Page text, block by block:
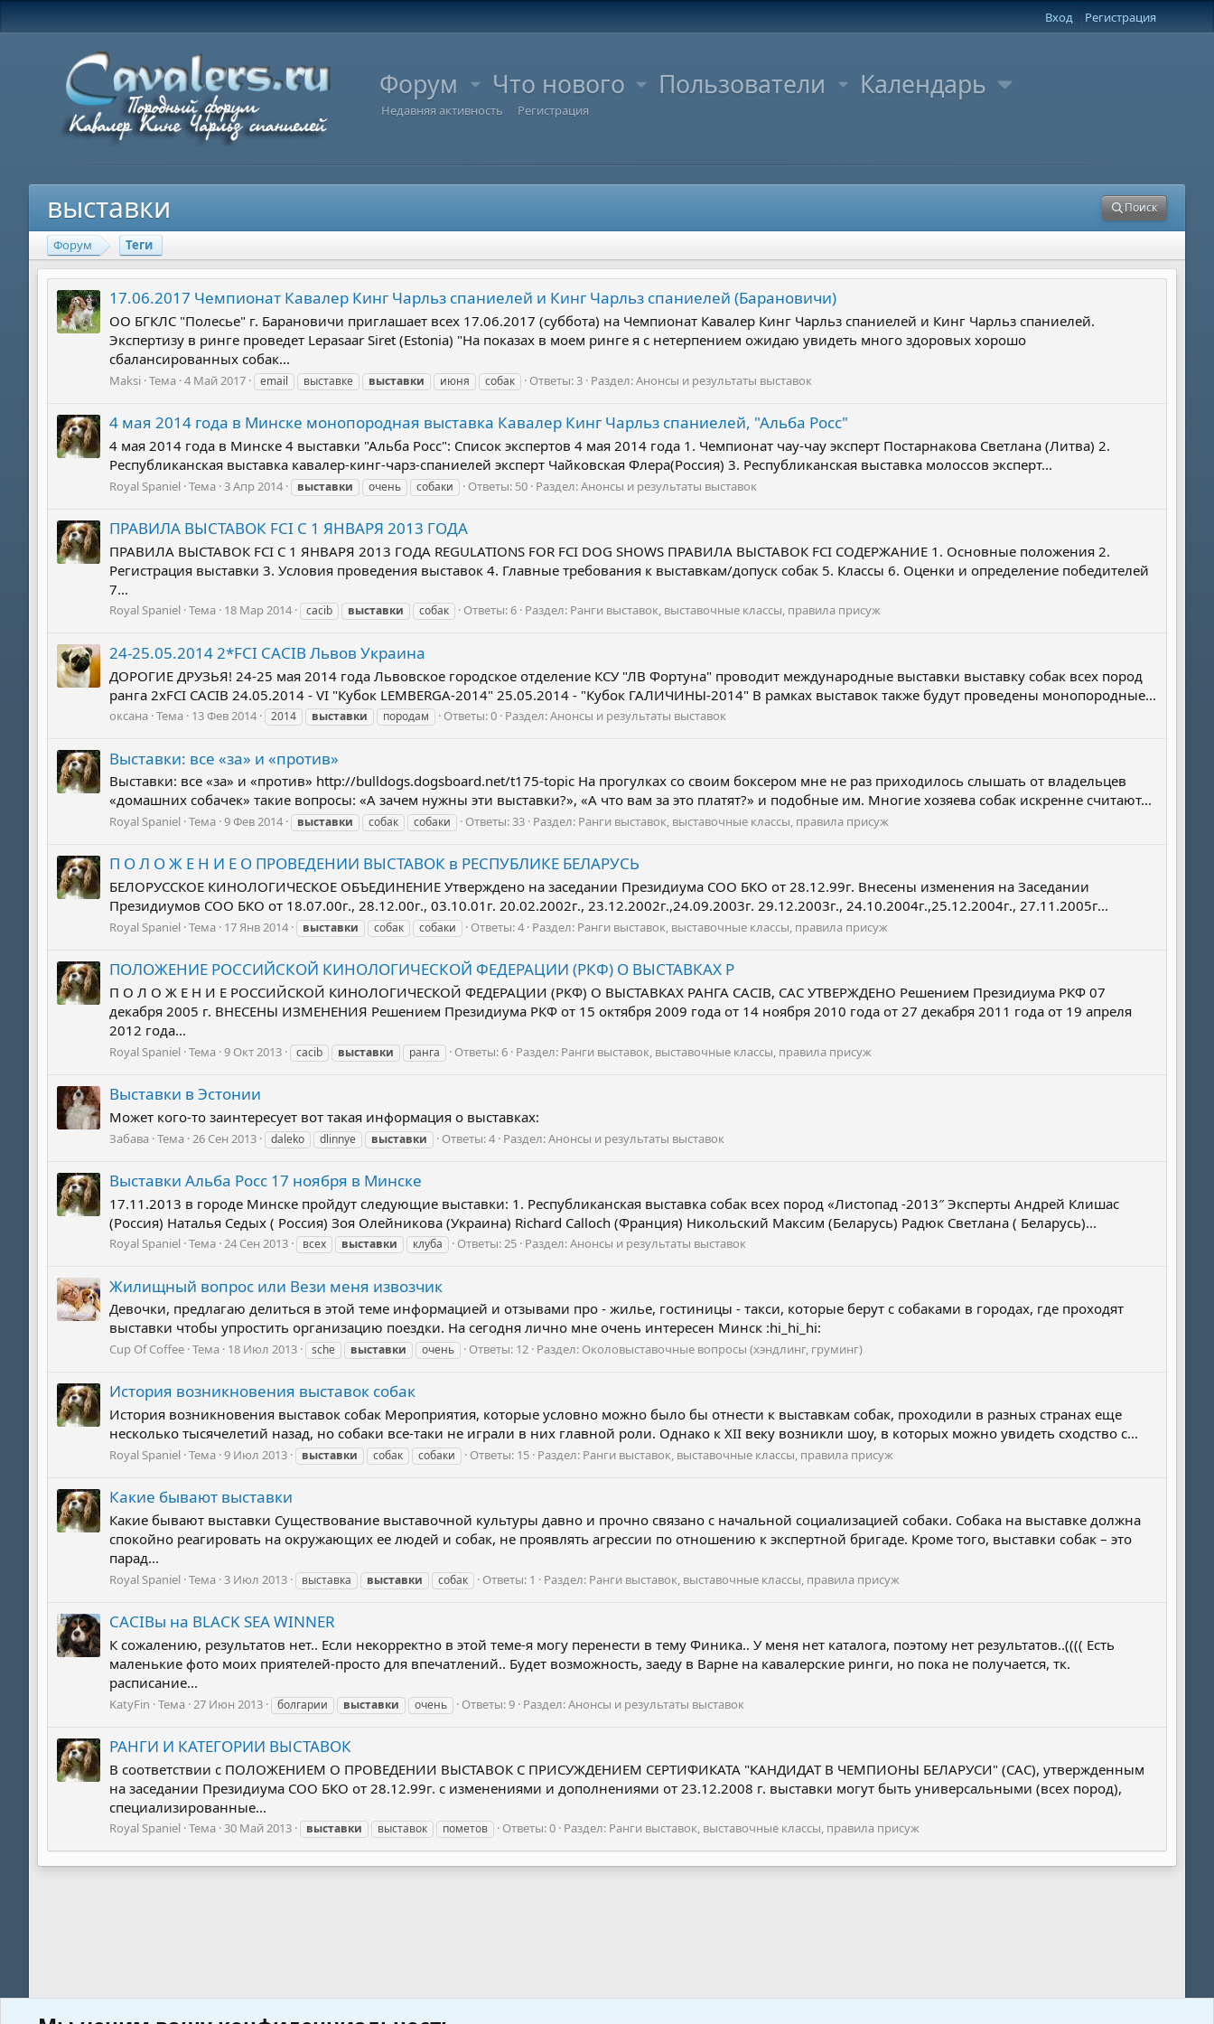
Вход Регистрация
Форум Что нового Пользователи Календарь
Недавняя активность Регистрация
выставки Поиск
Форум Теги
17.06.2017 Чемпионат Кавалер Кинг Чарльз спаниелей и Кинг Чарльз спаниелей (Барановичи)
ОО БГКЛС "Полесье" г. Барановичи приглашает всех 17.06.2017 (суббота) на Чемпионат Кавалер Кинг Чарльз спаниелей и Кинг Чарльз спаниелей.
Экспертизу в ринге проведет Lepasaar Siret (Estonia) "На показах в моем ринге я с нетерпением ожидаю увидеть много здоровых хорошо
сбалансированных собак...
Maksi Тема 4 Май 2017 email выставке выставки июня собак Ответы: 3 Раздел:Анонсы и результаты выставок
4 мая 2014 года в Минске монопородная выставка Кавалер Кинг Чарльз спаниелей, "Альба Росс"
4 мая 2014 года в Минске 4 выставки "Альба Росс": Список экспертов 4 мая 2014 года 1. Чемпионат чау-чау эксперт Постарнакова Светлана (Литва) 2.
Республиканская выставка кавалер-кинг-чарз-спаниелей эксперт Чайковская Флера(Россия) 3. Республиканская выставка молоссов эксперт...
Royal Spaniel Тема 3 Апр 2014 выставки очень собаки Ответы: 50 Раздел:Анонсы и результаты выставок
ПРАВИЛА ВЫСТАВОК FCI С 1 ЯНВАРЯ 2013 ГОДА
ПРАВИЛА ВЫСТАВОК FCI С 1 ЯНВАРЯ 2013 ГОДА REGULATIONS FOR FCI DOG SHOWS ПРАВИЛА ВЫСТАВОК FCI СОДЕРЖАНИЕ 1. Основные положения 2.
Регистрация выставки 3. Условия проведения выставок 4. Главные требования к выставкам/допуск собак 5. Классы 6. Оценки и определение победителей
7...
Royal Spaniel Тема 18 Мар 2014 cacib выставки собак Ответы: 6 Раздел: Ранги выставок, выставочные классы, правила присуж
24-25.05.2014 2*FCI CACIB Львов Украина
ДОРОГИЕ ДРУЗЬЯ! 24-25 мая 2014 года Львовское городское отделение КСУ "ЛВ Фортуна" проводит международные выставки выставку собак всех пород
ранга 2хFCI CACIB 24.05.2014 - VI "Кубок LEMBERGA-2014" 25.05.2014 - "Кубок ГАЛИЧИНЫ-2014" В рамках выставок также будут проведены монопородные...
оксана Тема 13 Фев 2014 2014 выставки породам Ответы: 0 Раздел:Анонсы и результаты выставок
Выставки: все «за» и «против»
Выставки: все «за» и «против» http://bulldogs.dogsboard.net/t175-topic На прогулках со своим боксером мне не раз приходилось слышать от владельцев
«домашних собачек» такие вопросы: «А зачем нужны эти выставки?», «А что вам за это платят?» и подобные им. Многие хозяева собак искренне считают...
Royal Spaniel Тема 9 Фев 2014 выставки собак собаки Ответы: 33 Раздел: Ранги выставок, выставочные классы, правила присуж
П О Л О Ж Е Н И Е О ПРОВЕДЕНИИ ВЫСТАВОК в РЕСПУБЛИКЕ БЕЛАРУСЬ
БЕЛОРУССКОЕ КИНОЛОГИЧЕСКОЕ ОБЪЕДИНЕНИЕ Утверждено на заседании Президиума СОО БКО от 28.12.99г. Внесены изменения на Заседании
Президиумов СOO БКО от 18.07.00г., 28.12.00г., 03.10.01г. 20.02.2002г., 23.12.2002г.,24.09.2003г. 29.12.2003г., 24.10.2004г.,25.12.2004г., 27.11.2005г...
Royal Spaniel Тема 17 Янв 2014 выставки собак собаки Ответы: 4 Раздел: Ранги выставок, выставочные классы, правила присуж
ПОЛОЖЕНИЕ РОССИЙСКОЙ КИНОЛОГИЧЕСКОЙ ФЕДЕРАЦИИ (РКФ) О ВЫСТАВКАХ Р
П О Л О Ж Е Н И Е РОССИЙСКОЙ КИНОЛОГИЧЕСКОЙ ФЕДЕРАЦИИ (РКФ) О ВЫСТАВКАХ РАНГА CACIB, САС УТВЕРЖДЕНО Решением Президиума РКФ 07
декабря 2005 г. ВНЕСЕНЫ ИЗМЕНЕНИЯ Решением Президиума РКФ от 15 октября 2009 года от 14 ноября 2010 года от 27 декабря 2011 года от 19 апреля
2012 года...
Royal Spaniel Тема 9 Окт 2013 cacib выставки ранга Ответы: 6 Раздел: Ранги выставок, выставочные классы, правила присуж
Выставки в Эстонии
Может кого-то заинтересует вот такая информация о выставках:
Забава Тема 26 Сен 2013 daleko dlinnye выставки Ответы: 4 Раздел:Анонсы и результаты выставок
Выставки Альба Росс 17 ноября в Минске
17.11.2013 в городе Минске пройдут следующие выставки: 1. Республиканская выставка собак всех пород «Листопад -2013″ Эксперты Андрей Клишас
(Россия) Наталья Седых ( Россия) Зоя Олейникова (Украина) Richard Calloch (Франция) Никольский Максим (Беларусь) Радюк Светлана ( Беларусь)...
Royal Spaniel Тема 24 Сен 2013 всех выставки клуба Ответы: 25 Раздел:Анонсы и результаты выставок
Жилищный вопрос или Вези меня извозчик
Девочки, предлагаю делиться в этой теме информацией и отзывами про - жилье, гостиницы - такси, которые берут с собаками в городах, где проходят
выставки чтобы упростить организацию поездки. На сегодня лично мне очень интересен Минск :hi_hi_hi:
Cup Of Coffee Тема 18 Июл 2013 sche выставки очень Ответы: 12 Раздел: Околовыставочные вопросы (хэндлинг, груминг)
История возникновения выставок собак
История возникновения выставок собак Мероприятия, которые условно можно было бы отнести к выставкам собак, проходили в разных странах еще
несколько тысячелетий назад, но собаки все-таки не играли в них главной роли. Однако к XII веку возникли шоу, в которых можно увидеть сходство с...
Royal Spaniel Тема 9 Июл 2013 выставки собак собаки Ответы: 15 Раздел: Ранги выставок, выставочные классы, правила присуж
Какие бывают выставки
Какие бывают выставки Существование выставочной культуры давно и прочно связано с начальной социализацией собаки. Собака на выставке должна
спокойно реагировать на окружающих ее людей и собак, не проявлять агрессии по отношению к экспертной бригаде. Кроме того, выставки собак – это
парад...
Royal Spaniel Тема 3 Июл 2013 выставка выставки собак Ответы: 1 Раздел: Ранги выставок, выставочные классы, правила присуж
CACIBы на BLACK SEA WINNER
К сожалению, результатов нет.. Если некорректно в этой теме-я могу перенести в тему Финика.. У меня нет каталога, поэтому нет результатов..(((( Есть
маленькие фото моих приятелей-просто для впечатлений.. Будет возможность, заеду в Варне на кавалерские ринги, но пока не получается, тк.
расписание...
KatyFin Тема 27 Июн 2013 болгарии выставки очень Ответы: 9 Раздел:Анонсы и результаты выставок
РАНГИ И КАТЕГОРИИ ВЫСТАВОК
В соответствии с ПОЛОЖЕНИЕМ О ПРОВЕДЕНИИ ВЫСТАВОК С ПРИСУЖДЕНИЕМ СЕРТИФИКАТА "КАНДИДАТ В ЧЕМПИОНЫ БЕЛАРУСИ" (САС), утвержденным
на заседании Президиума СОО БКО от 28.12.99г. с изменениями и дополнениями от 23.12.2008 г. выставки могут быть универсальными (всех пород),
специализированные...
Royal Spaniel Тема 30 Май 2013 выставки выставок пометов Ответы: 0 Раздел: Ранги выставок, выставочные классы, правила присуж